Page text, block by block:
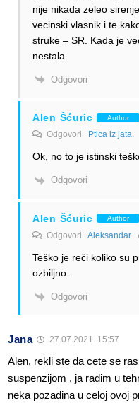
nije nikada zeleo
vecinski vlasnik i te
struke – SR. Kada je
nestala.
Odgovori
Alen Šćuric Author
Odgovori Ptica iz jata.
Ok, no to je istinski
Odgovori
Alen Šćuric Author
Odgovori Aleksandar
Teško je reči koliko su
ozbiljno.
Odgovori
Jana 27.07.2021. 15:57
Alen, rekli ste da cete se
suspenzijom , ja radim u
neka pozadina u celoj ovoj